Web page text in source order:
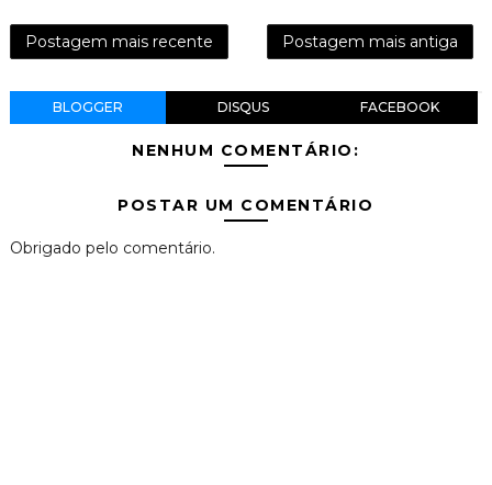
Postagem mais recente Postagem mais antiga
BLOGGER DISQUS FACEBOOK
NENHUM COMENTÁRIO:
POSTAR UM COMENTÁRIO
Obrigado pelo comentário.